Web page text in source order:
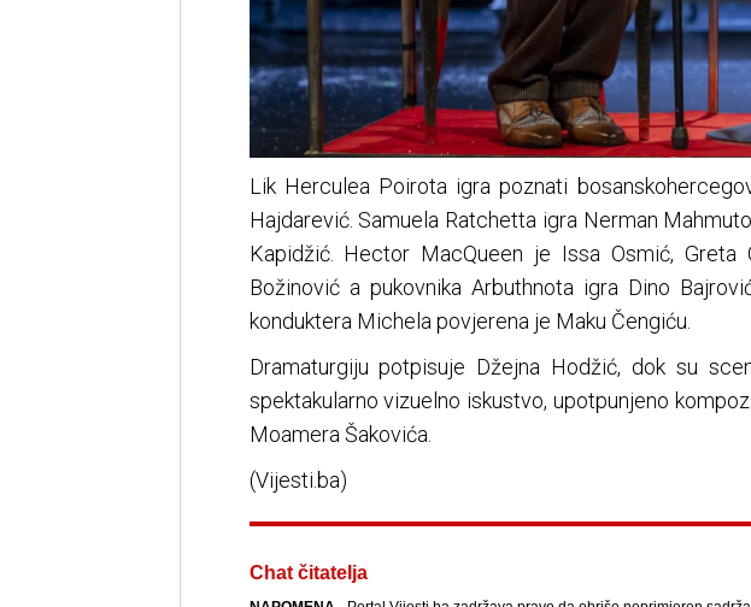
Lik Herculea Poirota igra poznati
Hajdarević. Samuela Ratchetta igra Nerman
Kapidžić. Hector MacQueen je Issa Osmić, Greta
Božinović a pukovnika Arbuthnota igra Dino
konduktera Michela povjerena je Maku Čengiću.
Dramaturgiju potpisuje Džejna Hodžić, dok su
spektakularno vizuelno iskustvo, upotpunjeno
Moamera Šakovića.
(Vijesti.ba)
Chat čitatelja